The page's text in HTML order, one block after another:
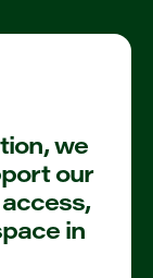
we
our
in